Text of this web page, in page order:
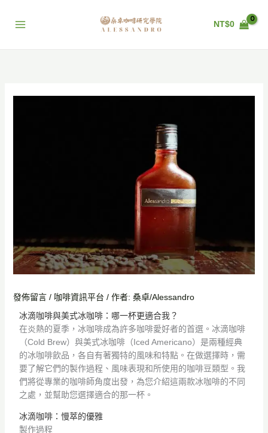
NT$0
發佈留言 / 咖啡資訊平台 / 作者: 桑卓/Alessandro
冰滴咖啡與美式冰咖啡：哪一杯更適合我？
在炎熱的夏季，冰咖啡成為許多咖啡愛好者的首選。冰滴咖啡
（Cold Brew）與美式冰咖啡（Iced Americano）是兩種經典
的冰咖啡飲品，各自有著獨特的風味和特點。在做選擇時，需
要了解它們的製作過程、風味表現和所使用的咖啡豆類型。我
們將從專業的咖啡師角度出發，為您介紹這兩款冰咖啡的不同
之處，並幫助您選擇適合的那一杯。
冰滴咖啡：慢萃的優雅
製作過程